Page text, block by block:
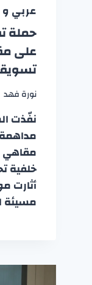
عربي
حملة
على
نورة فهد
نفّذت
مقاهي
خلفية
أثارت
مسيئة